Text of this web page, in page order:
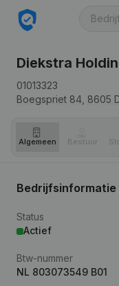
Diekstra
01013323
Boegspriet 84, 8605
Algemeen Bestuur
Bedrijfsinformatie
Status
Actief
Btw-nummer
NL 803073549 B01